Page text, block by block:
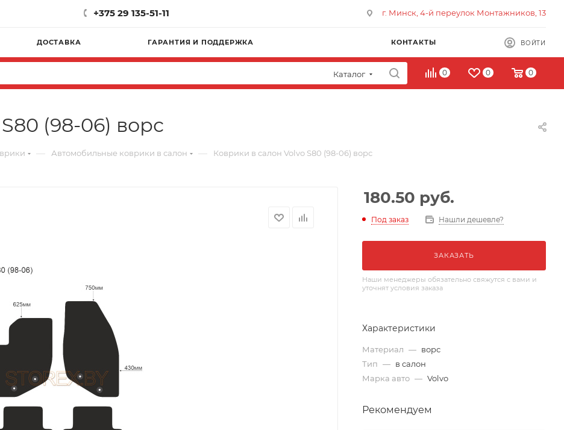
+375 29 135-51-11 г. Минск, 4-й переулок Монтажников, 13
ДОСТАВКА ГАРАНТИЯ И ПОДДЕРЖКА КОНТАКТЫ ВОЙТИ
Каталог 0 0 0
(98-06) ворс
— Автомобильные коврики в салон — Коврики в салон Volvo S80 (98-06) ворс
180.50 руб.
Под заказ Нашли дешевле?
ЗАКАЗАТЬ
Наши менеджеры обязательно свяжутся с вами и
уточнят условия заказа
Характеристики
Материал — ворс
Тип — в салон
Марка авто — Volvo
Рекомендуем